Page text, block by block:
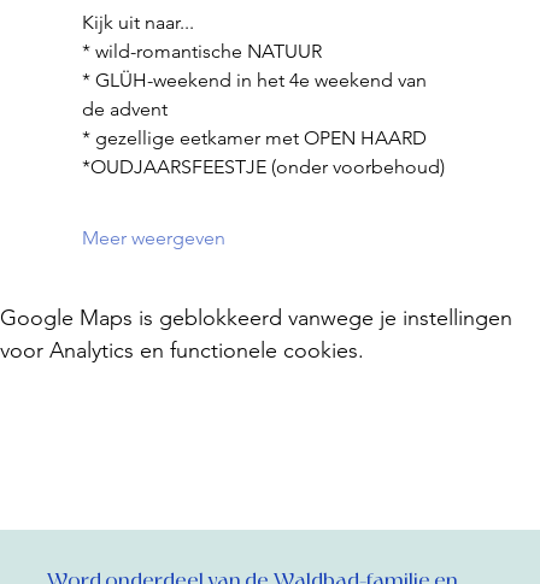
Kijk uit naar...
* wild-romantische NATUUR
* GLÜH-weekend in het 4e weekend van
de advent
* gezellige eetkamer met OPEN HAARD
*OUDJAARSFEESTJE (onder voorbehoud)
Meer weergeven
Google Maps is geblokkeerd vanwege je instellingen
voor Analytics en functionele cookies.